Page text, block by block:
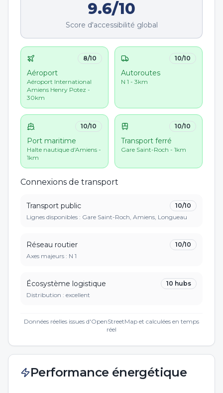
9.6/10
Score d'accessibilité global
8/10
Aéroport
Aéroport International
Amiens Henry Potez -
30km
10/10
Autoroutes
N 1 - 3km
10/10
Port maritime
Halte nautique d'Amiens -
1km
10/10
Transport ferré
Gare Saint-Roch - 1km
Connexions de transport
Transport public 10/10
Lignes disponibles : Gare Saint-Roch, Amiens, Longueau
Réseau routier 10/10
Axes majeurs : N 1
Écosystème logistique 10 hubs
Distribution : excellent
Données réelles issues d'OpenStreetMap et calculées en temps
réel
Performance énergétique